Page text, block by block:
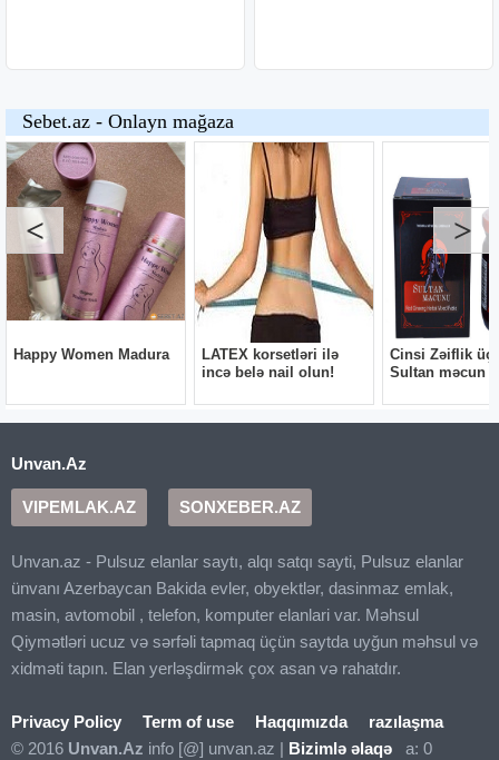
Unvan.Az
VIPEMLAK.AZ SONXEBER.AZ
Unvan.az - Pulsuz elanlar saytı, alqı satqı sayti, Pulsuz elanlar
ünvanı Azerbaycan Bakida evler, obyektlər, dasinmaz emlak,
masin, avtomobil , telefon, komputer elanlari var. Məhsul
Qiymətləri ucuz və sərfəli tapmaq üçün saytda uyğun məhsul və
xidməti tapın. Elan yerləşdirmək çox asan və rahatdır.
Privacy Policy Term of use Haqqımızda
razılaşma
© 2016 Unvan.Az info [@] unvan.az | Bizimlə əlaqə a: 0